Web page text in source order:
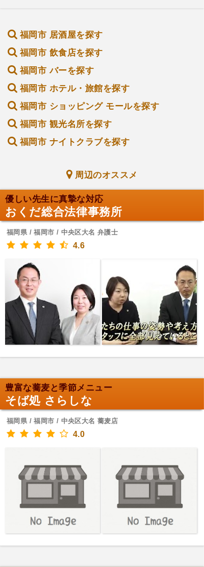
福岡市 居酒屋を探す
福岡市 飲食店を探す
福岡市 バーを探す
福岡市 ホテル・旅館を探す
福岡市 ショッピング モールを探す
福岡市 観光名所を探す
福岡市 ナイトクラブを探す
周辺のオススメ
優しい先生に真摯な対応
おくだ総合法律事務所
福岡県 / 福岡市 / 中央区大名 弁護士
4.6
豊富な蕎麦と季節メニュー
そば処 さらしな
福岡県 / 福岡市 / 中央区大名 蕎麦店
4.0